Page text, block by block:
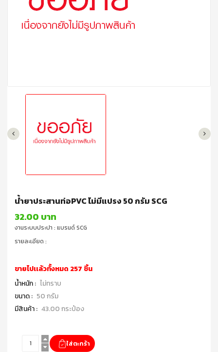
น้ำยาประสานท่อPVC ไม่มีแปรง 50 กรัม SCG
32.00 บาท
งานระบบประปา : แบรนด์ SCG
รายละเอียด :
ขายไปเเล้วทั้งหมด 257 ชิ้น
น้ำหนัก : ไม่ทราบ
ขนาด : 50 กรัม
มีสินค้า : 43.00 กระป๋อง